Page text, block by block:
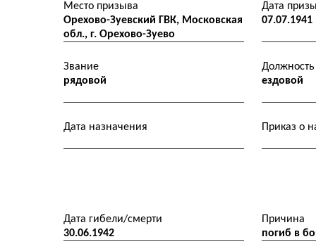
Место призыва
Орехово-Зуевский ГВК, Московская
обл., г. Орехово-Зуево
Дата
07.07.1941
Звание
рядовой
Должность
ездовой
Дата назначения Приказ о
Дата гибели/смерти
30.06.1942
Причина
погиб в